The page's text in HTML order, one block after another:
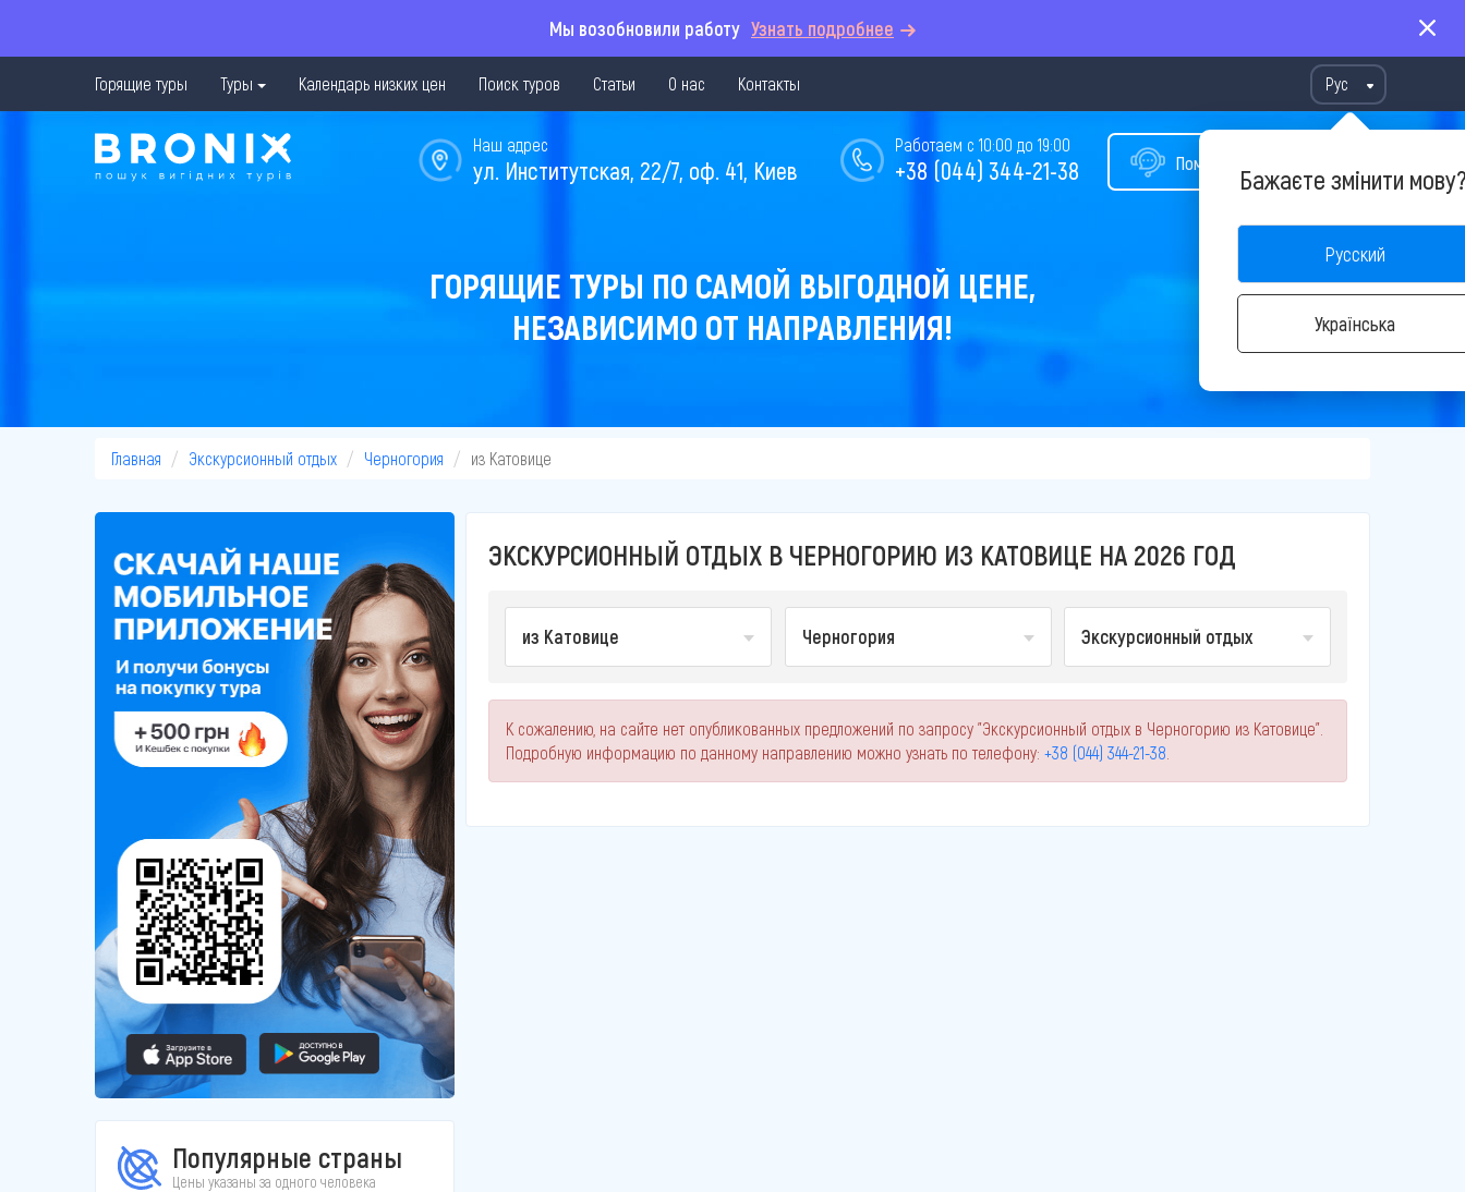
Мы возобновили работу Узнать подробнее
Горящие туры Туры Календарь низких цен Поиск туров Статьи О нас Контакты Рус
Бажаєте змінити
Русский
Українська
Помощь в подборе тура
Работаем с 10:00 до 19:00
+38 (044) 344-21-38
Наш адрес
ул. Институтская, 22/7, оф. 41, Киев
ГОРЯЩИЕ ТУРЫ ПО САМОЙ ВЫГОДНОЙ ЦЕНЕ,
НЕЗАВИСИМО ОТ НАПРАВЛЕНИЯ!
Главная Экскурсионный отдых Черногория из Катовице
Популярные страны
Цены указаны за одного человека
ЭКСКУРСИОННЫЙ ОТДЫХ В ЧЕРНОГОРИЮ ИЗ КАТОВИЦЕ НА 2026 ГОД
из Катовице Черногория Экскурсионный отдых
К сожалению, на сайте нет опубликованных предложений по запросу "Экскурсионный отдых в Черногорию из Катовице".
Подробную информацию по данному направлению можно узнать по телефону: +38 (044) 344-21-38